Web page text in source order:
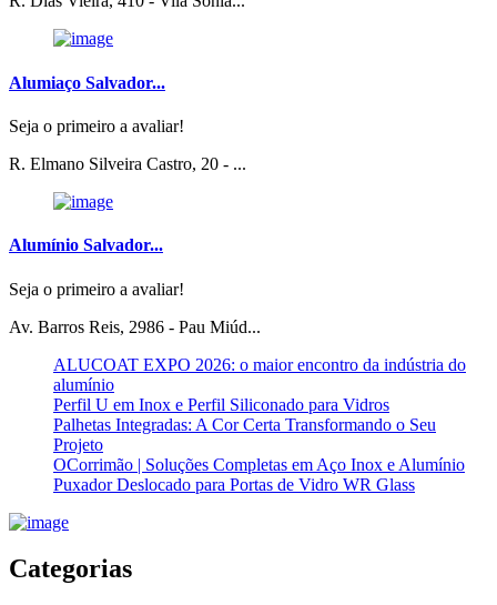
Alumiaço Salvador...
Seja o primeiro a avaliar!
R. Elmano Silveira Castro, 20 - ...
Alumínio Salvador...
Seja o primeiro a avaliar!
Av. Barros Reis, 2986 - Pau Miúd...
ALUCOAT EXPO 2026: o maior encontro da indústria do
alumínio
Perfil U em Inox e Perfil Siliconado para Vidros
Palhetas Integradas: A Cor Certa Transformando o Seu
Projeto
OCorrimão | Soluções Completas em Aço Inox e Alumínio
Puxador Deslocado para Portas de Vidro WR Glass
Categorias